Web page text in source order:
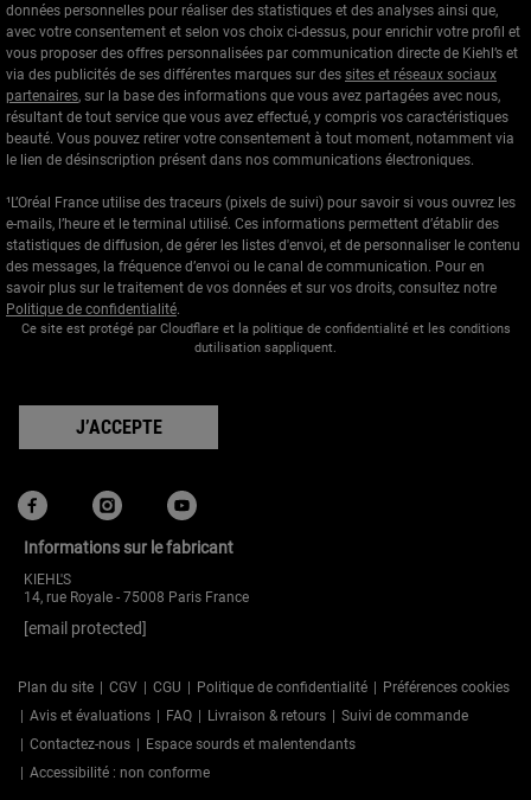
données personnelles pour réaliser des statistiques et des analyses ainsi que,
avec votre consentement et selon vos choix ci-dessus, pour enrichir votre profil et
vous proposer des offres personnalisées par communication directe de Kiehl’s et
via des publicités de ses différentes marques sur des sites et réseaux sociaux
partenaires, sur la base des informations que vous avez partagées avec nous,
résultant de tout service que vous avez effectué, y compris vos caractéristiques
beauté. Vous pouvez retirer votre consentement à tout moment, notamment via
le lien de désinscription présent dans nos communications électroniques.
¹L’Oréal France utilise des traceurs (pixels de suivi) pour savoir si vous ouvrez les
e-mails, l’heure et le terminal utilisé. Ces informations permettent d’établir des
statistiques de diffusion, de gérer les listes d'envoi, et de personnaliser le contenu
des messages, la fréquence d’envoi ou le canal de communication. Pour en
savoir plus sur le traitement de vos données et sur vos droits, consultez notre
Politique de confidentialité.
Ce site est protégé par Cloudflare et la politique de confidentialité et les conditions
dutilisation sappliquent.
J’ACCEPTE
Informations sur le fabricant
KIEHL'S
14, rue Royale - 75008 Paris France
[email protected]
Plan du site CGV CGU Politique de confidentialité
Préférences cookies
Avis et évaluations
FAQ Livraison & retours
Suivi de commande
Contactez-nous
Espace sourds et malentendants
Accessibilité : non conforme